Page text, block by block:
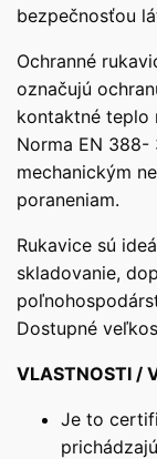
bezpečnosťou
Ochranné
označujú
kontaktné teplo
Norma EN 388-
mechanickým
poraneniam.
Rukavice sú
skladovanie,
Dostupné
VLASTNOSTI /
Je to